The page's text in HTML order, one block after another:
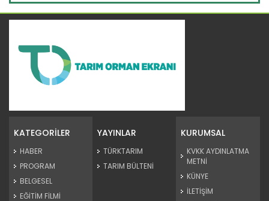
KATEGORİLER
HABER
PROGRAM
BELGESEL
EĞİTİM FİLMİ
YAYINLAR
TÜRKTARIM
TARIM BÜLTENİ
KURUMSAL
KVKK AYDINLATMA
METNİ
KÜNYE
İLETİŞİM